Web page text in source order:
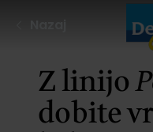
Z linijo
dobite